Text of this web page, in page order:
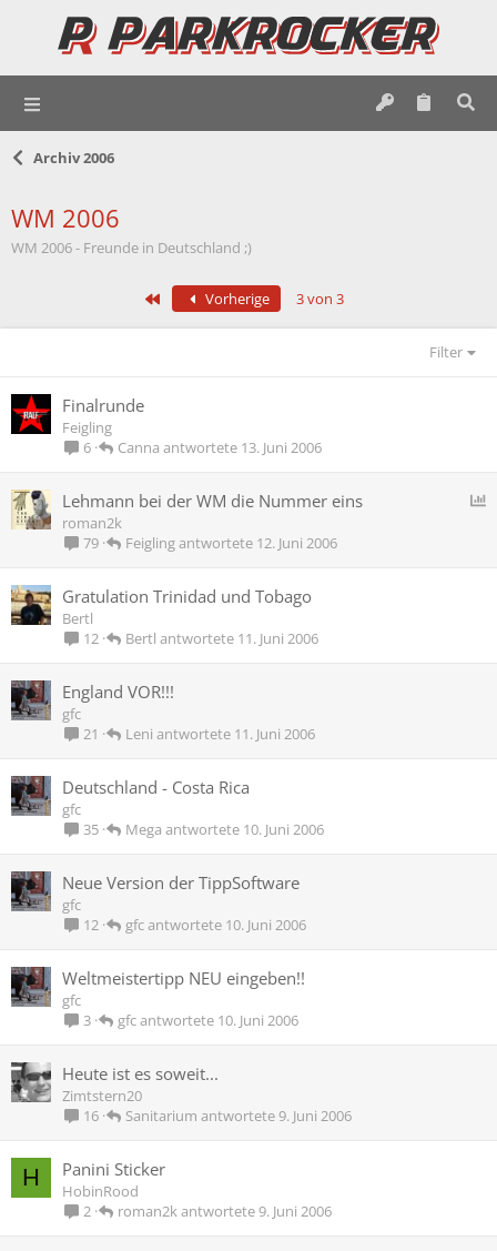
Archiv 2006
WM 2006
WM 2006 - Freunde in Deutschland ;)
Erste Vorherige 3 von 3
Filter
Finalrunde
Feigling
6
13. Juni 2006
Canna
U
Lehmann bei der WM die Nummer eins
roman2k
79
12. Juni 2006
Feigling
Gratulation Trinidad und Tobago
Bertl
12
11. Juni 2006
Bertl
England VOR!!!
gfc
21
11. Juni 2006
Leni
Deutschland - Costa Rica
gfc
35
10. Juni 2006
Mega
Neue Version der TippSoftware
gfc
12
10. Juni 2006
gfc
Weltmeistertipp NEU eingeben!!
gfc
3
10. Juni 2006
gfc
Heute ist es soweit...
Zimtstern20
16
9. Juni 2006
Sanitarium
H Panini Sticker
HobinRood
2
9. Juni 2006
roman2k